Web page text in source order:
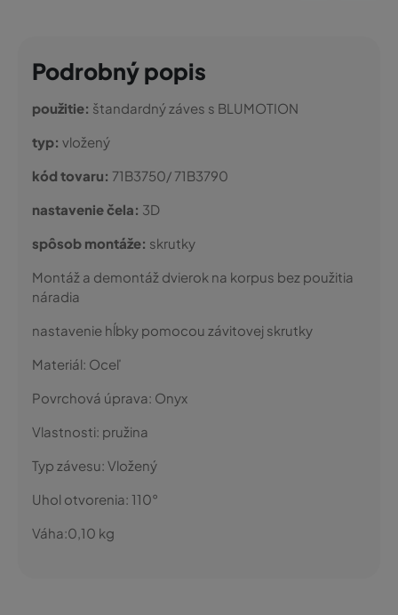
Podrobný popis
použitie: štandardný záves s BLUMOTION
typ: vložený
kód tovaru: 71B3750/ 71B3790
nastavenie čela: 3D
spôsob montáže: skrutky
Montáž a demontáž dvierok na korpus bez použitia
náradia
nastavenie hĺbky pomocou závitovej skrutky
Materiál: Oceľ
Povrchová úprava: Onyx
Vlastnosti: pružina
Typ závesu: Vložený
Uhol otvorenia: 110°
Váha:0,10 kg